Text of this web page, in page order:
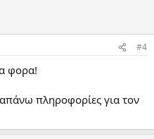
#4
φορα!
πληροφορίες για τον